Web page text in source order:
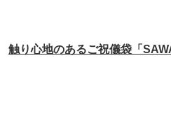
触り心地のあるご祝儀袋「